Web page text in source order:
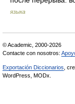
языка
© Academic, 2000-2026
Contacte con nosotros:
Exportación Diccionarios ,
WordPress, MODx.